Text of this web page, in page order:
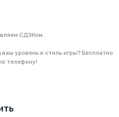
СДЭКом.
уровень и стиль игры? Бесплатно
телефону!
и СНГ
любые
ПВЗ. Экспресс